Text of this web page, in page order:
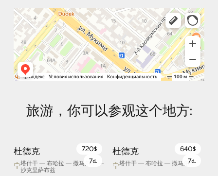
旅游，你可以参观这个地方:
杜德克
塔什干 — 布哈拉 — 撒马尔罕 —
沙克里萨布兹
720$
7d.
杜德克
塔什干 — 布哈拉 — 撒马尔罕
640$
7d.